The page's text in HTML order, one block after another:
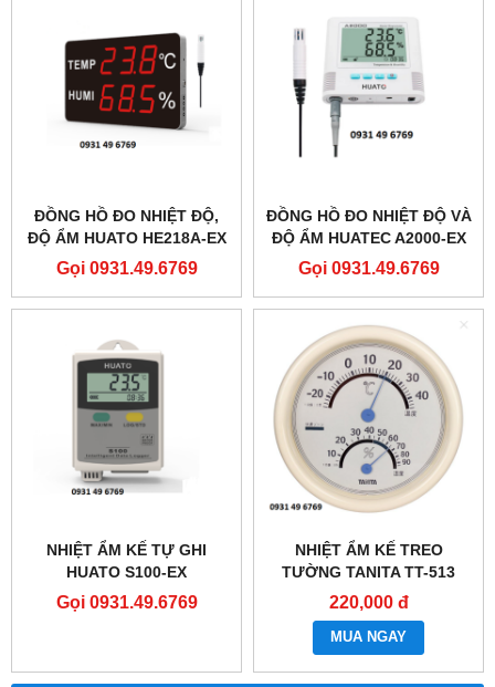
ĐỒNG HỒ ĐO NHIỆT ĐỘ,
ĐỘ ẨM HUATO HE218A-EX
(TẦM NHÌN 20M)
Gọi 0931.49.6769
ĐỒNG HỒ ĐO NHIỆT ĐỘ VÀ
ĐỘ ẨM HUATEC A2000-EX
Gọi 0931.49.6769
NHIỆT ẨM KẾ TỰ GHI
HUATO S100-EX
Gọi 0931.49.6769
NHIỆT ẨM KẾ TREO
TƯỜNG TANITA TT-513
220,000 đ
MUA NGAY